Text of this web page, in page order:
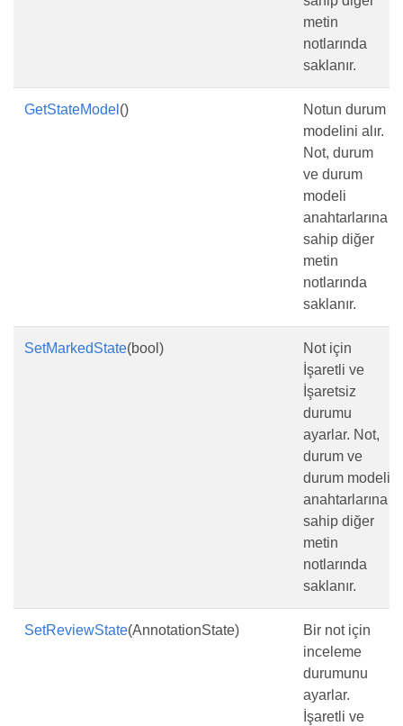
metin
notlarında
saklanır.
GetStateModel ()
Notun durum
modelini alır.
Not, durum
ve durum
modeli
anahtarlarına
sahip diğer
metin
notlarında
saklanır.
SetMarkedState(bool)
Not için
İşaretli ve
İşaretsiz
durumu
ayarlar. Not,
durum ve
durum modeli
anahtarlarına
sahip diğer
metin
notlarında
saklanır.
SetReviewState(AnnotationState)
Bir not için
inceleme
durumunu
ayarlar.
İşaretli ve